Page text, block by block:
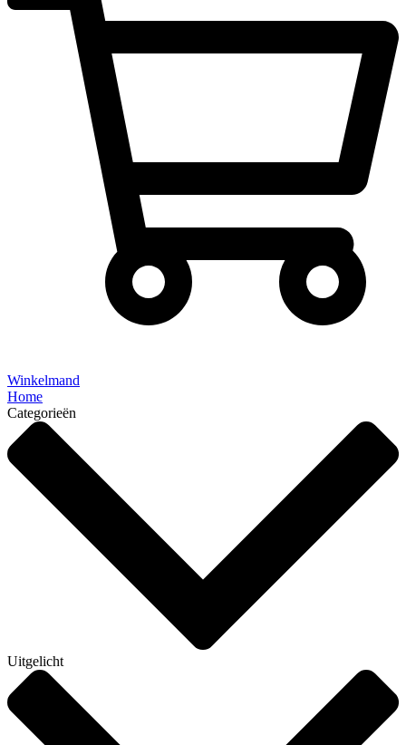
Winkelmand
Home
Categorieën
Uitgelicht